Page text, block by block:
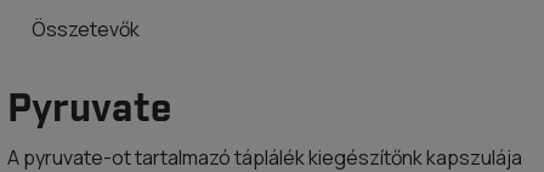
Összetevők
Pyruvate
A pyruvate-ot tartalmazó táplálék kiegészítőnk kapszulája